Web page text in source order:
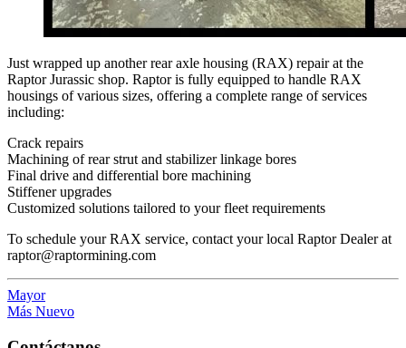
Just wrapped up another rear axle housing (RAX) repair at the
Raptor Jurassic shop. Raptor is fully equipped to handle RAX
housings of various sizes, offering a complete range of services
including:
Crack repairs
Machining of rear strut and stabilizer linkage bores
Final drive and differential bore machining
Stiffener upgrades
Customized solutions tailored to your fleet requirements
To schedule your RAX service, contact your local Raptor Dealer at
raptor@raptormining.com
Mayor
Más Nuevo